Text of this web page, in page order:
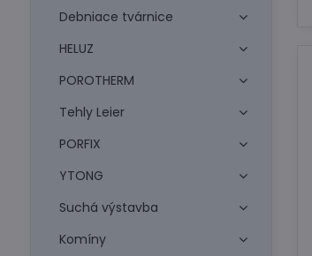
Debniace tvárnice
HELUZ
POROTHERM
Tehly Leier
PORFIX
YTONG
Suchá výstavba
Komíny